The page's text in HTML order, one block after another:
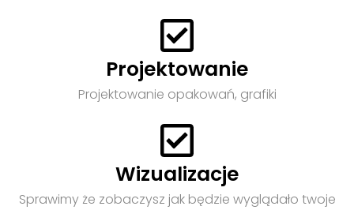
Projektowanie
Projektowanie opakowań, grafiki
Wizualizacje
Sprawimy że zobaczysz jak będzie wyglądało twoje